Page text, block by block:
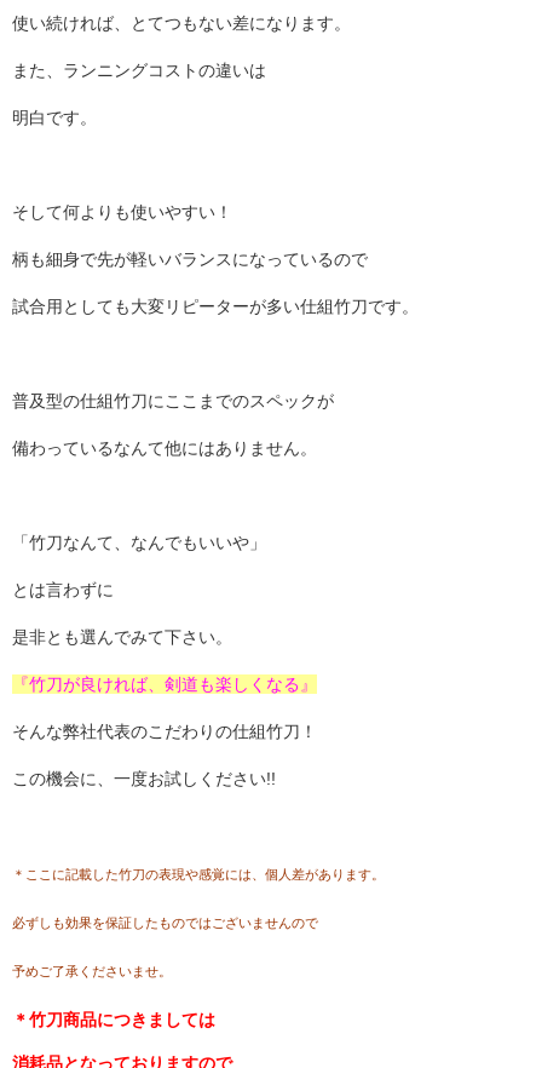
使い続ければ、とてつもない差になります。
また、ランニングコストの違いは
明白です。
そして何よりも使いやすい！
柄も細身で先が軽いバランスになっているので
試合用としても大変リピーターが多い仕組竹刀です。
普及型の仕組竹刀にここまでのスペックが
備わっているなんて他にはありません。
「竹刀なんて、なんでもいいや」
とは言わずに
是非とも選んでみて下さい。
『竹刀が良ければ、剣道も楽しくなる』
そんな弊社代表のこだわりの仕組竹刀！
この機会に、一度お試しください!!
＊ここに記載した竹刀の表現や感覚には、個人差があります。
必ずしも効果を保証したものではございませんので
予めご了承くださいませ。
＊竹刀商品につきましては
消耗品となっておりますので